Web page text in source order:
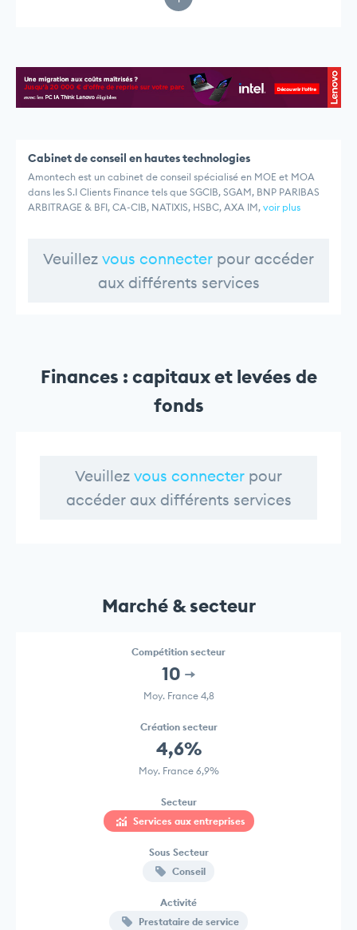
Cabinet de conseil en hautes technologies
Amontech est un cabinet de conseil spécialisé en MOE et MOA
dans les S.I Clients Finance tels que SGCIB, SGAM, BNP PARIBAS
ARBITRAGE & BFI, CA-CIB, NATIXIS, HSBC, AXA IM, voir plus
Veuillez vous connecter pour accéder
aux différents services
Finances : capitaux et levées de
fonds
Veuillez vous connecter pour
accéder aux différents services
Marché & secteur
Compétition secteur
10
Moy. France 4,8
Création secteur
4,6%
Moy. France 6,9%
Secteur
Services aux entreprises
Sous Secteur
Conseil
Activité
Prestataire de service